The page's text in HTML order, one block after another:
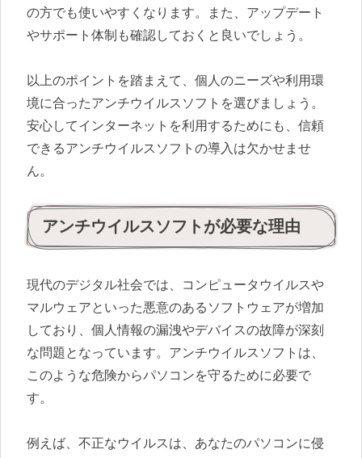
の方でも使いやすくなります。また、アップデート
やサポート体制も確認しておくと良いでしょう。
以上のポイントを踏まえて、個人のニーズや利用環
境に合ったアンチウイルスソフトを選びましょう。
安心してインターネットを利用するためにも、信頼
できるアンチウイルスソフトの導入は欠かせませ
ん。
アンチウイルスソフトが必要な理由
現代のデジタル社会では、コンピュータウイルスや
マルウェアといった悪意のあるソフトウェアが増加
しており、個人情報の漏洩やデバイスの故障が深刻
な問題となっています。アンチウイルスソフトは、
このような危険からパソコンを守るために必要で
す。
例えば、不正なウイルスは、あなたのパソコンに侵